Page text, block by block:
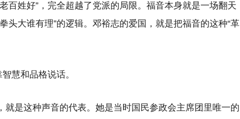
百姓好”，完全超越了党派的局限。福音本身就是一场翻天
头大谁有理”的逻辑。邓裕志的爱国，就是把福音的这种“革
慧和品格说话。
就是这种声音的代表。她是当时国民参政会主席团里唯一的